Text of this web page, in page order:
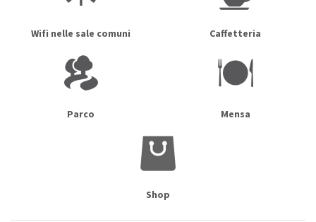
Wifi nelle sale comuni Caffetteria
Parco Mensa
Shop